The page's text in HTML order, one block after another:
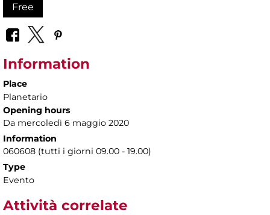
Free
Information
Place
Planetario
Opening hours
Da mercoledì 6 maggio 2020
Information
060608 (tutti i giorni 09.00 - 19.00)
Type
Evento
Attività correlate